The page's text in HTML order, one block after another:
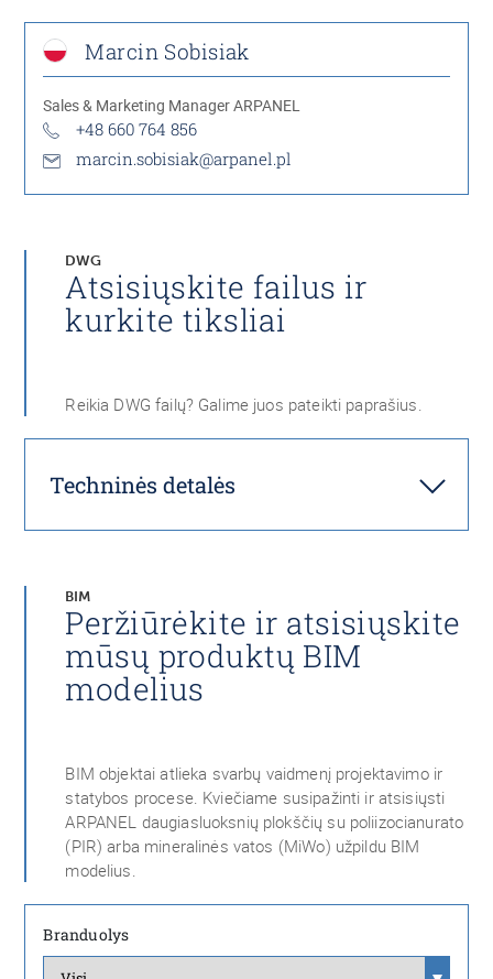
Marcin Sobisiak
Sales & Marketing Manager ARPANEL
+48 660 764 856
marcin.sobisiak@arpanel.pl
DWG
Atsisiųskite failus ir
kurkite tiksliai
Reikia DWG failų? Galime juos pateikti paprašius.
Techninės detalės
BIM
Peržiūrėkite ir atsisiųskite
mūsų produktų BIM
modelius
BIM objektai atlieka svarbų vaidmenį projektavimo ir
statybos procese. Kviečiame susipažinti ir atsisiųsti
ARPANEL daugiasluoksnių plokščių su poliizocianurato
(PIR) arba mineralinės vatos (MiWo) užpildu BIM
modelius.
Branduolys